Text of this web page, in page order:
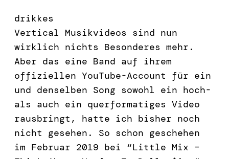
drikkes
Vertical Musikvideos sind nun
wirklich nichts Besonderes mehr.
Aber das eine Band auf ihrem
offiziellen YouTube-Account für ein
und denselben Song sowohl ein hoch-
als auch ein querformatiges Video
rausbringt, hatte ich bisher noch
nicht gesehen. So schon geschehen
im Februar 2019 bei “Little Mix –